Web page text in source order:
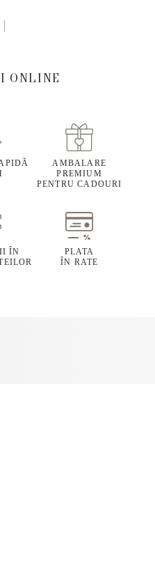
ONLINE
AMBALARE
PREMIUM
PENTRU CADOURI
ÎN
PLATA
ÎN RATE